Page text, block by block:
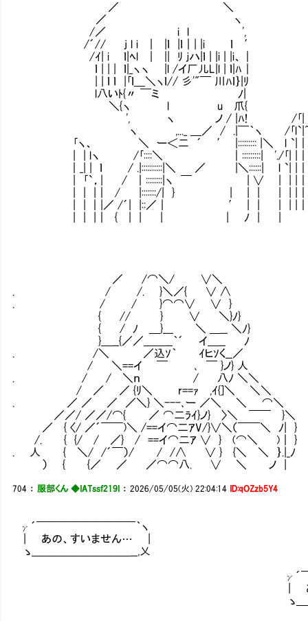
／ ＼
／ ヽ
/／ i l ',
/´// j l i ｜ |ｌ |ｌ｜| |i ｌ ′
/ｲ| i ｌ|ﾍl ｜ || ﾘ ｊハ|ｌ | |i | |i、｜
ｌ | | | ｌ|_ヽヽ |l /イ厂儿L|l | ｌ|ﾊ｜
| | ｌ ｌ |｢ｌ＿＼ヽｌ// 彡'"￣ 川ﾊｌ｝|ﾘ す
l八いﾄ{〃 ￣ミ ﾉ|
＼{ヽ l u 爪{ OPやらなんやらで
', ヽ ノ / |ﾊ! /｢|
ヽ ,..._ ＿／ / .|￣｀ヽ /｢
｢ヽ、 ＼ ー＜二 ´ ′ |::::::::: |＼ l `|
| | lヽ /｢::::＼ ｜:::::::::| './｢| |｜
｜_| | ｌ / .|::::::::::|＼ ／ |＼::::::| l `| |
| ｢`，| / ｜::::::::|ヽ ￣ | ∨ | | |｜
| | |｜ / |:::::::/| } | | | | | |｜
| | ｜|／ /´| |::／｜ ′ | | | | |｜|
| | |｜ { | | | | ﾉ | | 〉 ｀
／ /⌒＼/ ∨＼
. / /. }＼／{ ∨ ∧
. / / }⌒⌒∨ ∨ }
{ // } ∨ ＼}ﾉ}
{ / ﾉ ＿}___ ＼ ＿__ ＼ﾉ}
}＿__{／／＿＿__｀´ イ＿__ ﾉ 申し訳ない
. /＼ ／込ｿ｀ ｲヒｿく__／
/ ＼==イ ￣ ､ ￣ }ノ} 人 少なくとも美し
. / / ＼ｎ / 八ﾉ ＼＼
/ ／ ／ {ﾘ＼ r==ｧ ,ｲ{]＼ ＼＼
. ／ ／ ／ ／＼} ＼---､ー ／＼ ＼ ⌒＼
／／/ ／／/⌒{ ／ ⌒二ﾗｲ}ノ} 〉＼ ￣￣ }＼
／ { 〈/ ／´￣￣)＼ /==イ⌒二ｱV/}∨＼（￣￣＼ ﾉ| }
/. { {/ / ／} / ==イ⌒二ｱ ∨ } (⌒＼ )｜ }
. 人 { ＼/ /´￣）/ / /∧ ∨ } {＼ ＼ ｝.|_ﾉ
） { {／ ／ ／⌒⌒八. ∨ ＼ ノ |
704 ： 服部くん ◆IATssf219I ：2026/05/05(火) 22:04:14 ID:qOZzb5Y4
γ´￣￣￣￣￣￣￣￣￣｀ヽ
| あの、すいません… |
ゝ＿＿＿＿＿＿＿＿＿__,乂
γ´￣￣￣￣￣￣￣￣
| あ、あのー、すい
ゝ＿＿＿＿＿＿＿＿＿